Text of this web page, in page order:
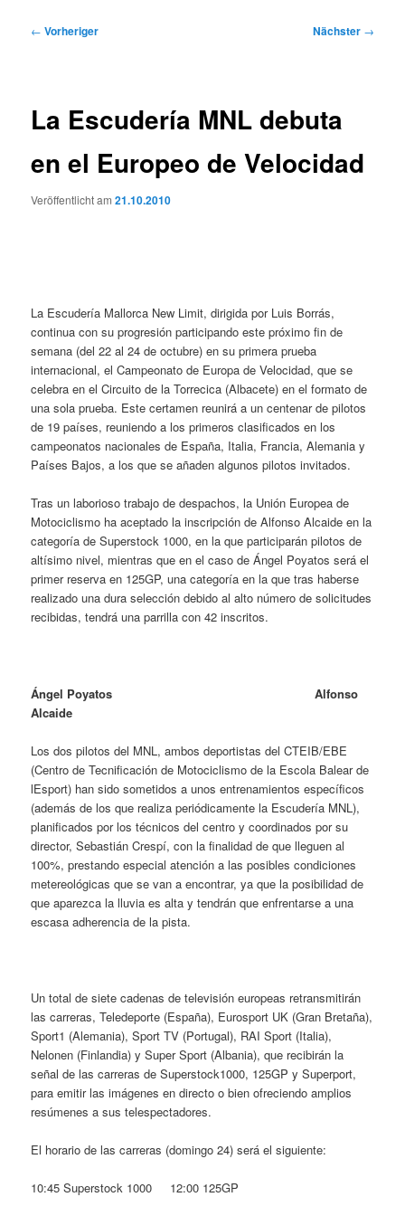
Beitragsnavigation
← Vorheriger Nächster →
La Escudería MNL debuta
en el Europeo de Velocidad
Veröffentlicht am21.10.2010
La Escudería Mallorca New Limit, dirigida por Luis Borrás,
continua con su progresión participando este próximo fin de
semana (del 22 al 24 de octubre) en su primera prueba
internacional, el Campeonato de Europa de Velocidad, que se
celebra en el Circuito de la Torrecica (Albacete) en el formato de
una sola prueba. Este certamen reunirá a un centenar de pilotos
de 19 países, reuniendo a los primeros clasificados en los
campeonatos nacionales de España, Italia, Francia, Alemania y
Países Bajos, a los que se añaden algunos pilotos invitados.
Tras un laborioso trabajo de despachos, la Unión Europea de
Motociclismo ha aceptado la inscripción de Alfonso Alcaide en la
categoría de Superstock 1000, en la que participarán pilotos de
altísimo nivel, mientras que en el caso de Ángel Poyatos será el
primer reserva en 125GP, una categoría en la que tras haberse
realizado una dura selección debido al alto número de solicitudes
recibidas, tendrá una parrilla con 42 inscritos.
Ángel PoyatosAlfonso
Alcaide
Los dos pilotos del MNL, ambos deportistas del CTEIB/EBE
(Centro de Tecnificación de Motociclismo de la Escola Balear de
lEsport) han sido sometidos a unos entrenamientos específicos
(además de los que realiza periódicamente la Escudería MNL),
planificados por los técnicos del centro y coordinados por su
director, Sebastián Crespí, con la finalidad de que lleguen al
100%, prestando especial atención a las posibles condiciones
metereológicas que se van a encontrar, ya que la posibilidad de
que aparezca la lluvia es alta y tendrán que enfrentarse a una
escasa adherencia de la pista.
Un total de siete cadenas de televisión europeas retransmitirán
las carreras, Teledeporte (España), Eurosport UK (Gran Bretaña),
Sport1 (Alemania), Sport TV (Portugal), RAI Sport (Italia),
Nelonen (Finlandia) y Super Sport (Albania), que recibirán la
señal de las carreras de Superstock1000, 125GP y Superport,
para emitir las imágenes en directo o bien ofreciendo amplios
resúmenes a sus telespectadores.
El horario de las carreras (domingo 24) será el siguiente:
10:45 Superstock 1000 12:00 125GP